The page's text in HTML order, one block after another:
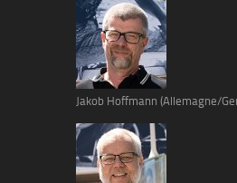
Jakob Hoffmann (Allemagne/